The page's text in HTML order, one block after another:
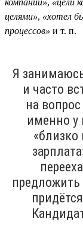
целями», «хотел
процессов» и т. п.
Я
и часто
на
именно у
«близко